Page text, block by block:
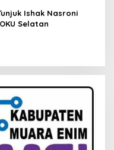
Ishak Nasroni
Selatan